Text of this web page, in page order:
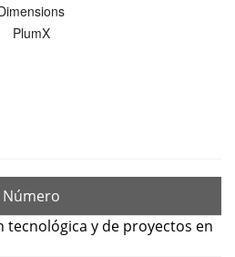
PlumX
Número
tecnológica y de proyectos en